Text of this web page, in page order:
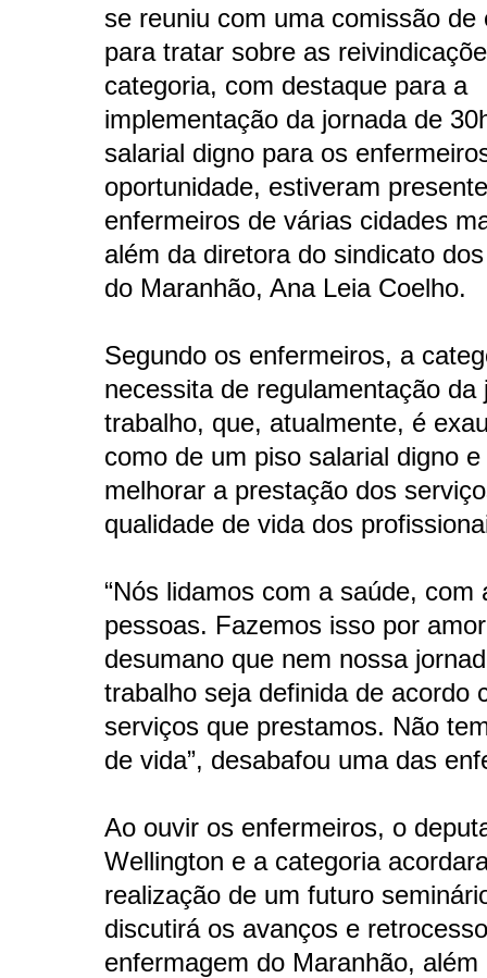
se reuniu com uma comissão de
para tratar sobre as
categoria, com destaque para a
implementação da jornada de
salarial digno para os
oportunidade, estiveram
enfermeiros de várias cidades
além da diretora do sindicato
do Maranhão, Ana Leia Coelho.
Segundo os enfermeiros, a
necessita de regulamentação da
trabalho, que, atualmente, é
como de um piso salarial digno
melhorar a prestação dos
qualidade de vida dos
“Nós lidamos com a saúde, com
pessoas. Fazemos isso por
desumano que nem nossa
trabalho seja definida de acordo
serviços que prestamos. Não
de vida”, desabafou uma das
Ao ouvir os enfermeiros, o
Wellington e a categoria
realização de um futuro
discutirá os avanços e
enfermagem do Maranhão, além